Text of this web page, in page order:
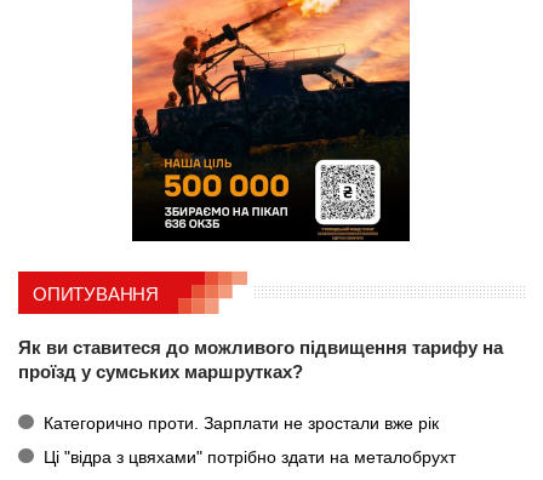
ОПИТУВАННЯ
Як ви ставитеся до можливого підвищення тарифу на
проїзд у сумських маршрутках?
Категорично проти. Зарплати не зростали вже рік
Ці "відра з цвяхами" потрібно здати на металобрухт